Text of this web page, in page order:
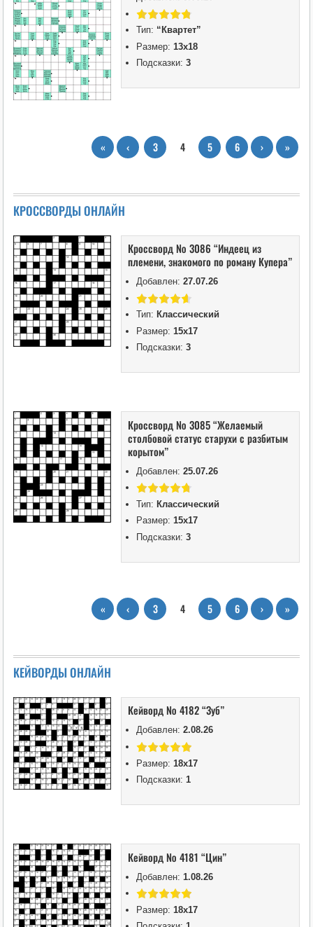
Тип: “Квартет”
Размер: 13х18
Подсказки:3
« ‹ 3 4 5 6 › »
КРОССВОРДЫ ОНЛАЙН
Кроссворд № 3086 “Индеец из
племени, знакомого по роману Купера”
Добавлен:27.07.26
Тип: Классический
Размер: 15х17
Подсказки:3
Кроссворд № 3085 “Желаемый
столбовой статус старухи с разбитым
корытом”
Добавлен:25.07.26
Тип: Классический
Размер:15х17
Подсказки:3
« ‹ 3 4 5 6 › »
КЕЙВОРДЫ ОНЛАЙН
Кейворд № 4182 “Зуб”
Добавлен:2.08.26
Размер: 18х17
Подсказки:1
Кейворд № 4181 “Цин”
Добавлен: 1.08.26
Размер: 18х17